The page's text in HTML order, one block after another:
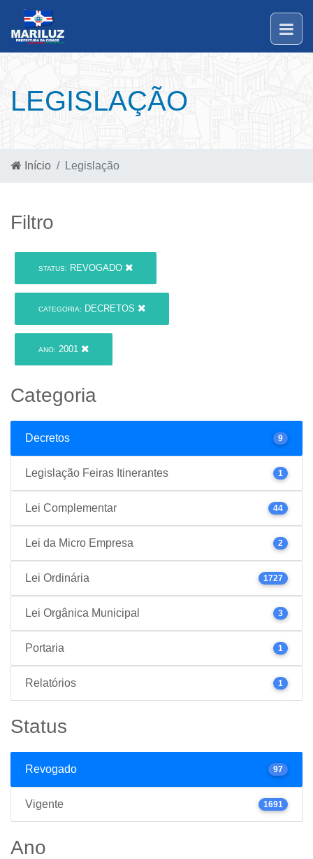
LEGISLAÇÃO
Início Legislação
Filtro
STATUS: REVOGADO
CATEGORIA: DECRETOS
ANO: 2001
Categoria
Decretos 9
Legislação Feiras Itinerantes 1
Lei Complementar 44
Lei da Micro Empresa 2
Lei Ordinária 1727
Lei Orgânica Municipal 3
Portaria 1
Relatórios 1
Status
Revogado 97
Vigente 1691
Ano